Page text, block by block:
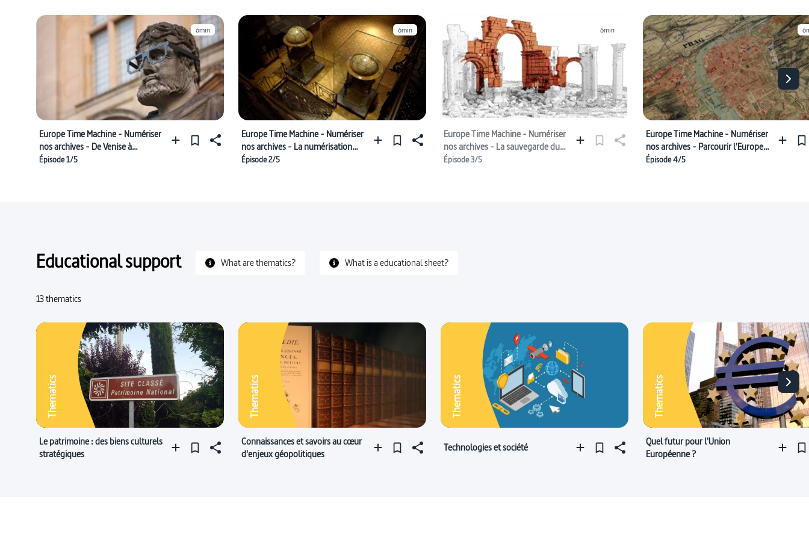
6min
Europe Time Machine - Numériser
nos archives - De Venise à
l'Europe
Épisode 1/5
6min
Europe Time Machine - Numériser
nos archives - La numérisation
des objets de la culture matérielle
Épisode 2/5
6min
Europe Time Machine - Numériser
nos archives - La sauvegarde du
patrimoine en danger
Épisode 3/5
Europe Time Machine - Numériser
nos archives - Parcourir l'Europe
dans le temps et l’espace
Épisode 4/5
Educational support What are thematics? What is a educational sheet?
13 thematics
Thematics
Le patrimoine : des biens culturels
stratégiques
Thematics
Connaissances et savoirs au cœur
d'enjeux géopolitiques
Thematics
Technologies et société
Thematics
Quel futur pour l'Union
Européenne ?